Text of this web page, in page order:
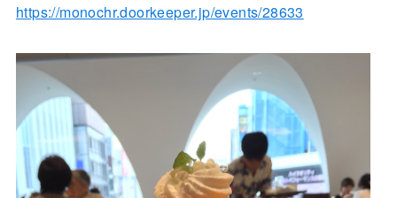
https://monochr.doorkeeper.jp/events/28633